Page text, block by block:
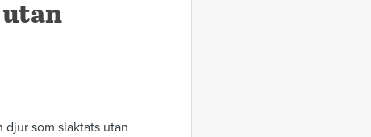
utan
djur som slaktats utan